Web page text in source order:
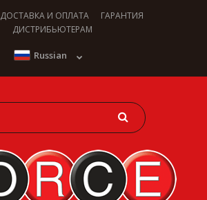
ДОСТАВКА И ОПЛАТА
ГАРАНТИЯ
ДИСТРИБЬЮТЕРАМ
Russian